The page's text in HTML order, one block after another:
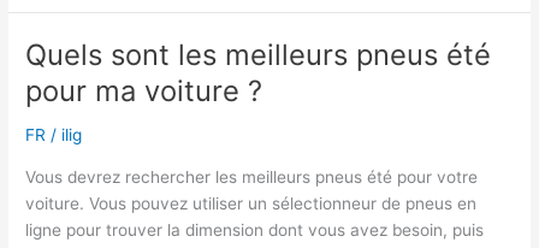
savoir
si
mes
pneus
bons
pour
la
conduite
Quels sont les meilleurs pneus été
pour ma voiture ?
FR / ilig
Vous devrez rechercher les meilleurs pneus été pour votre
voiture. Vous pouvez utiliser un sélectionneur de pneus en
ligne pour trouver la dimension dont vous avez besoin, puis